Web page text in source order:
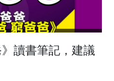
》讀書筆記，建議